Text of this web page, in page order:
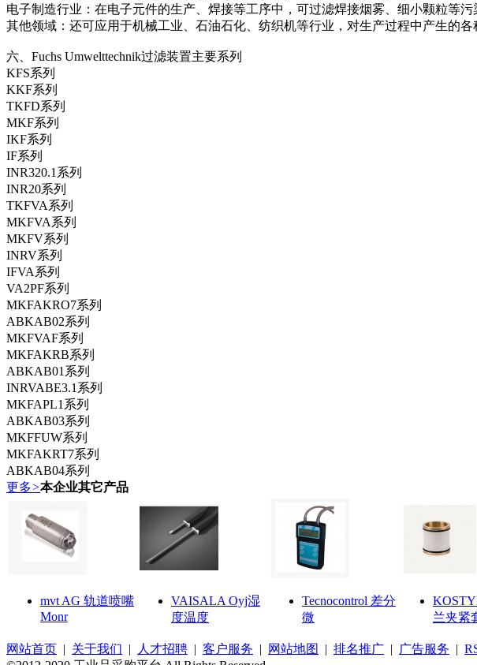
电子制造行业：在电子元件的生产、焊接等工序中，可过滤焊接烟雾、细小颗粒等
其他领域：还可应用于机械工业、石油石化、纺织机等行业，对生产过程中产生的
六、Fuchs Umwelttechnik过滤装置主要系列
KFS系列
KKF系列
TKFD系列
MKF系列
IKF系列
IF系列
INR320.1系列
INR20系列
TKFVA系列
MKFVA系列
MKFV系列
INRV系列
IFVA系列
VA2PF系列
MKFAKRO7系列
ABKAB02系列
MKFVAF系列
MKFAKRB系列
ABKAB01系列
INRVABE3.1系列
MKFAPL1系列
ABKAB03系列
MKFFUW系列
MKFAKRT7系列
ABKAB04系列
更多>本企业其它产品
mvt AG 轨道喷嘴
Monr
VAISALA Oyj湿
度温度
Tecnocontrol 差分
微
兰夹紧
网站首页 | 关于我们 | 人才招聘 | 客户服务 | 网站地图 | 排名推广 | 广告服务 |